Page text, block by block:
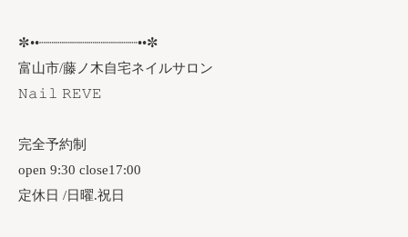
✼••┈┈┈┈┈┈┈┈┈┈┈┈••✼
富山市/藤ノ木自宅ネイルサロン
𝙽𝚊𝚒𝚕 𝚁𝙴𝚅𝙴
完全予約制
open 9:30 close17:00
定休日 /日曜.祝日